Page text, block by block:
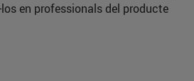
en professionals del producte